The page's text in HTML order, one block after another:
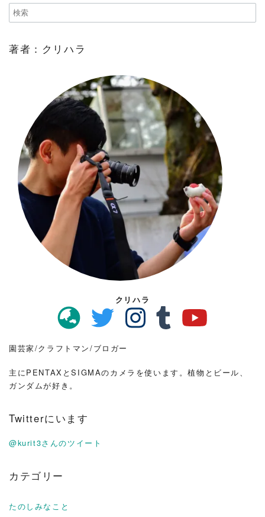
著者：クリハラ
クリハラ
園芸家/クラフトマン/ブロガー
主にPENTAXとSIGMAのカメラを使います。植物とビール、
ガンダムが好き。
Twitterにいます
@kurit3さんのツイート
カテゴリー
たのしみなこと